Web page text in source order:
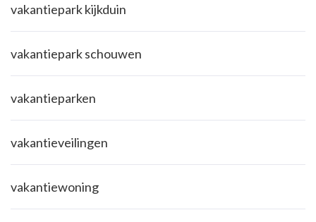
vakantiepark kijkduin
vakantiepark schouwen
vakantieparken
vakantieveilingen
vakantiewoning